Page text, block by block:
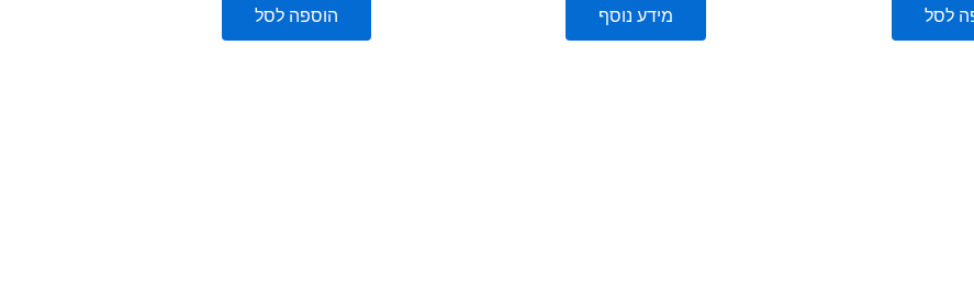
לסל מידע נוסף הוספה לסל